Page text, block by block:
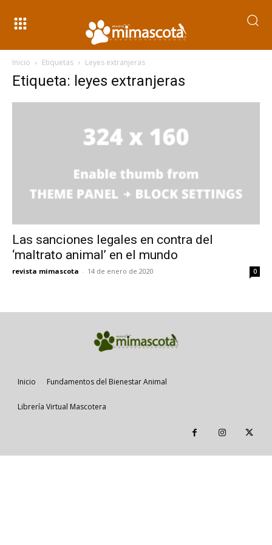
Inicio Etiquetas Leyes extranjeras
Etiqueta: leyes extranjeras
Las sanciones legales en contra del
‘maltrato animal’ en el mundo
revista mimascota - 14 de enero de 2020 0
Inicio Fundamentos del Bienestar Animal
Librería Virtual Mascotera